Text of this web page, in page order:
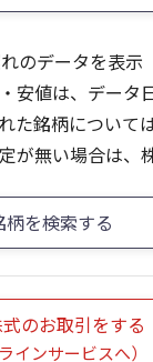
のデータを表示
安値は、データ
た銘柄について
が無い場合は、
柄を検索する
のお取引をする
インサービスへ）